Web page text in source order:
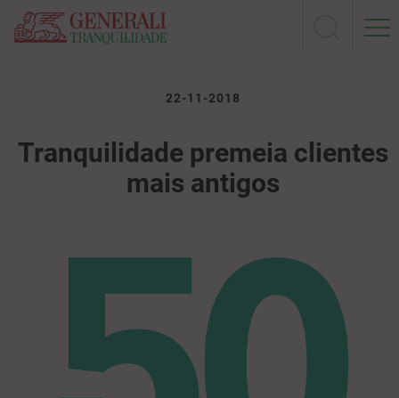
22-11-2018
Tranquilidade premeia clientes
mais antigos